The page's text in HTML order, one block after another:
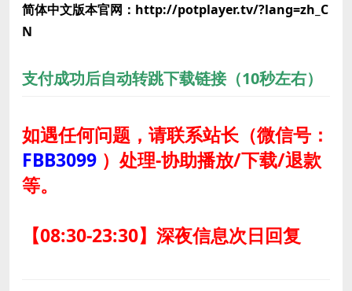
简体中文版本官网：http://potplayer.tv/?lang=zh_C
N
支付成功后自动转跳下载链接（10秒左右）
如遇任何问题，请联系站长（微信号：
FBB3099 ） 处理-协助播放/下载/退款
等。
【08:30-23:30】深夜信息次日回复